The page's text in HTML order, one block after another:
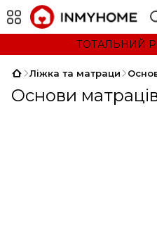
ТОТАЛЬНИЙ
Ліжка та матраци
Основи